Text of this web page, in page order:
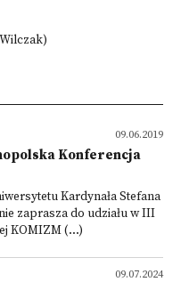
09.06.2019
Konferencja
Kardynała Stefana
zaprasza do udziału w III
KOMIZM (...)
09.07.2024